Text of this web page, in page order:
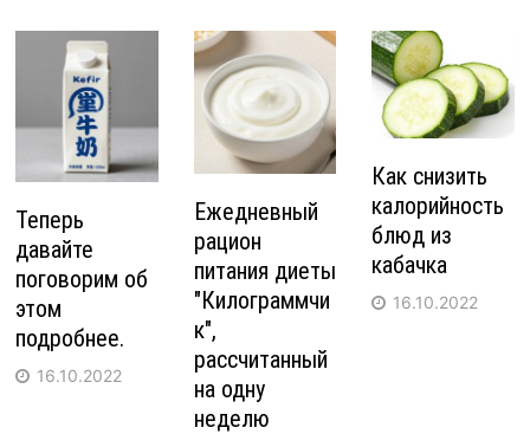
Теперь
давайте
поговорим об
этом
подробнее.
16.10.2022
Ежедневный
рацион
питания диеты
"Килограммчи
к",
рассчитанный
на одну
неделю
Как снизить
калорийность
блюд из
кабачка
16.10.2022